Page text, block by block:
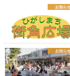
お知ら
お知ら